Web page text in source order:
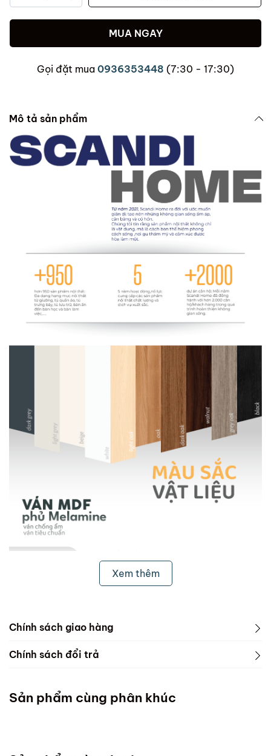
MUA NGAY
Gọi đặt mua 0936353448 (7:30 - 17:30)
Mô tả sản phẩm
Xem thêm
Chính sách giao hàng
1. Freeship & Lắp đặt cho khách hàng các tỉnh thành
Miền Bắc
Chính sách đổi trả
Sản phẩm cùng phân khúc